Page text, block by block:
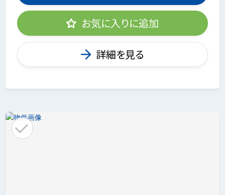
お気に入りに追加
詳細を見る